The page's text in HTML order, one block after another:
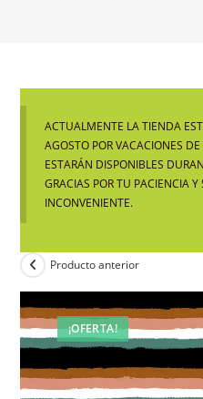
ACTUALMENTE LA TIENDA
AGOSTO POR VACACIONES
ESTARÁN DISPONIBLES
GRACIAS POR TU PACIENCIA
INCONVENIENTE.
¡OFERTA!
Producto anterior